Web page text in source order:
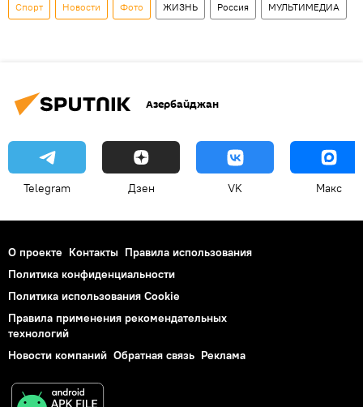
Спорт Новости Фото ЖИЗНЬ Россия МУЛЬТИМЕДИА
Азербайджан
Telegram Дзен VK Макс
О проекте Контакты Правила использования
Политика конфиденциальности
Политика использования Cookie
Правила применения рекомендательных
технологий
Новости компаний Обратная связь Реклама